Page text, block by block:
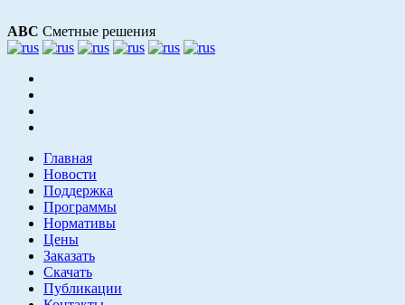
АВС Сметные решения
Главная
Новости
Поддержка
Программы
Нормативы
Цены
Заказать
Скачать
Публикации